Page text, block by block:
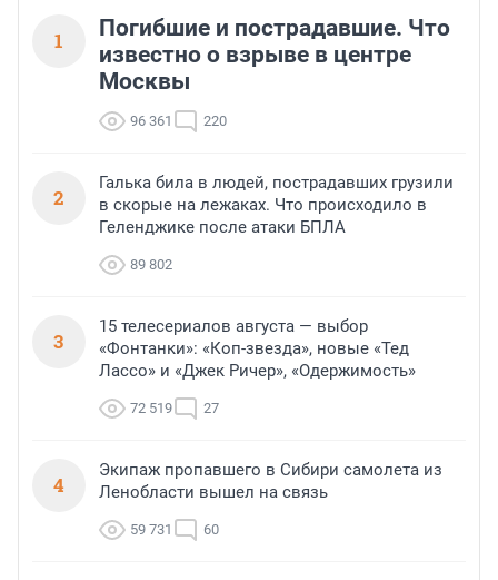
1
Погибшие и пострадавшие. Что
известно о взрыве в центре
Москвы
96 361 220
2
Галька била в людей, пострадавших грузили
в скорые на лежаках. Что происходило в
Геленджике после атаки БПЛА
89 802
3
15 телесериалов августа — выбор
«Фонтанки»: «Коп-звезда», новые «Тед
Лассо» и «Джек Ричер», «Одержимость»
72 519 27
4
Экипаж пропавшего в Сибири самолета из
Ленобласти вышел на связь
59 731 60